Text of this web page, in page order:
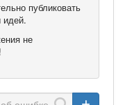
публиковать
идей.
не